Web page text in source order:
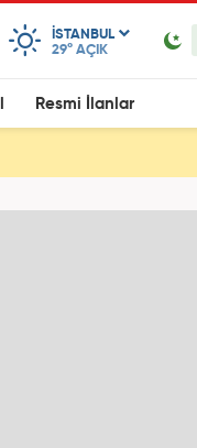
ISTANBUL
29° AÇIK
Resmi İlanlar